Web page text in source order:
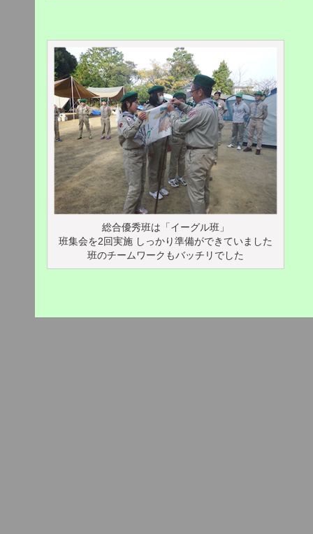
総合優秀班は「イーグル班」
班集会を2回実施 しっかり準備ができていました
班のチームワークもバッチリでした